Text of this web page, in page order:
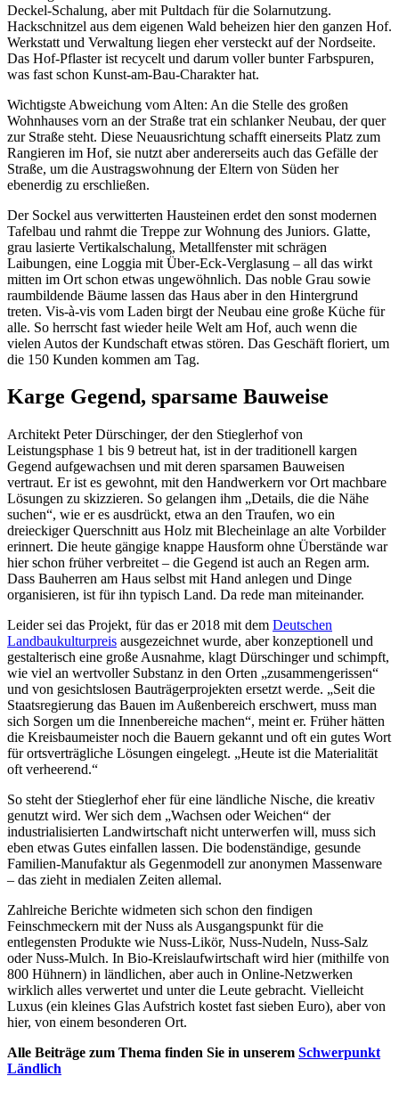
Deckel-Schalung, aber mit Pultdach für die Solarnutzung.
Hackschnitzel aus dem eigenen Wald beheizen hier den ganzen Hof.
Werkstatt und Verwaltung liegen eher versteckt auf der Nordseite.
Das Hof-Pflaster ist recycelt und darum voller bunter Farbspuren,
was fast schon Kunst-am-Bau-Charakter hat.
Wichtigste Abweichung vom Alten: An die Stelle des großen
Wohnhauses vorn an der Straße trat ein schlanker Neubau, der quer
zur Straße steht. Diese Neuausrichtung schafft einerseits Platz zum
Rangieren im Hof, sie nutzt aber andererseits auch das Gefälle der
Straße, um die Austragswohnung der Eltern von Süden her
ebenerdig zu erschließen.
Der Sockel aus verwitterten Hausteinen erdet den sonst modernen
Tafelbau und rahmt die Treppe zur Wohnung des Juniors. Glatte,
grau lasierte Vertikalschalung, Metallfenster mit schrägen
Laibungen, eine Loggia mit Über-Eck-Verglasung – all das wirkt
mitten im Ort schon etwas ungewöhnlich. Das noble Grau sowie
raumbildende Bäume lassen das Haus aber in den Hintergrund
treten. Vis-à-vis vom Laden birgt der Neubau eine große Küche für
alle. So herrscht fast wieder heile Welt am Hof, auch wenn die
vielen Autos der Kundschaft etwas stören. Das Geschäft floriert, um
die 150 Kunden kommen am Tag.
Karge Gegend, sparsame Bauweise
Architekt Peter Dürschinger, der den Stieglerhof von
Leistungsphase 1 bis 9 betreut hat, ist in der traditionell kargen
Gegend aufgewachsen und mit deren sparsamen Bauweisen
vertraut. Er ist es gewohnt, mit den Handwerkern vor Ort machbare
Lösungen zu skizzieren. So gelangen ihm „Details, die die Nähe
suchen“, wie er es ausdrückt, etwa an den Traufen, wo ein
dreieckiger Querschnitt aus Holz mit Blecheinlage an alte Vorbilder
erinnert. Die heute gängige knappe Hausform ohne Überstände war
hier schon früher verbreitet – die Gegend ist auch an Regen arm.
Dass Bauherren am Haus selbst mit Hand anlegen und Dinge
organisieren, ist für ihn typisch Land. Da rede man miteinander.
Leider sei das Projekt, für das er 2018 mit dem Deutschen
Landbaukulturpreis ausgezeichnet wurde, aber konzeptionell und
gestalterisch eine große Ausnahme, klagt Dürschinger und schimpft,
wie viel an wertvoller Substanz in den Orten „zusammengerissen“
und von gesichtslosen Bauträgerprojekten ersetzt werde. „Seit die
Staatsregierung das Bauen im Außenbereich erschwert, muss man
sich Sorgen um die Innenbereiche machen“, meint er. Früher hätten
die Kreisbaumeister noch die Bauern gekannt und oft ein gutes Wort
für ortsverträgliche Lösungen eingelegt. „Heute ist die Materialität
oft verheerend.“
So steht der Stieglerhof eher für eine ländliche Nische, die kreativ
genutzt wird. Wer sich dem „Wachsen oder Weichen“ der
industrialisierten Landwirtschaft nicht unterwerfen will, muss sich
eben etwas Gutes einfallen lassen. Die bodenständige, gesunde
Familien-Manufaktur als Gegenmodell zur anonymen Massenware
– das zieht in medialen Zeiten allemal.
Zahlreiche Berichte widmeten sich schon den findigen
Feinschmeckern mit der Nuss als Ausgangspunkt für die
entlegensten Produkte wie Nuss-Likör, Nuss-Nudeln, Nuss-Salz
oder Nuss-Mulch. In Bio-Kreislaufwirtschaft wird hier (mithilfe von
800 Hühnern) in ländlichen, aber auch in Online-Netzwerken
wirklich alles verwertet und unter die Leute gebracht. Vielleicht
Luxus (ein kleines Glas Aufstrich kostet fast sieben Euro), aber von
hier, von einem besonderen Ort.
Alle Beiträge zum Thema finden Sie in unserem Schwerpunkt
Ländlich